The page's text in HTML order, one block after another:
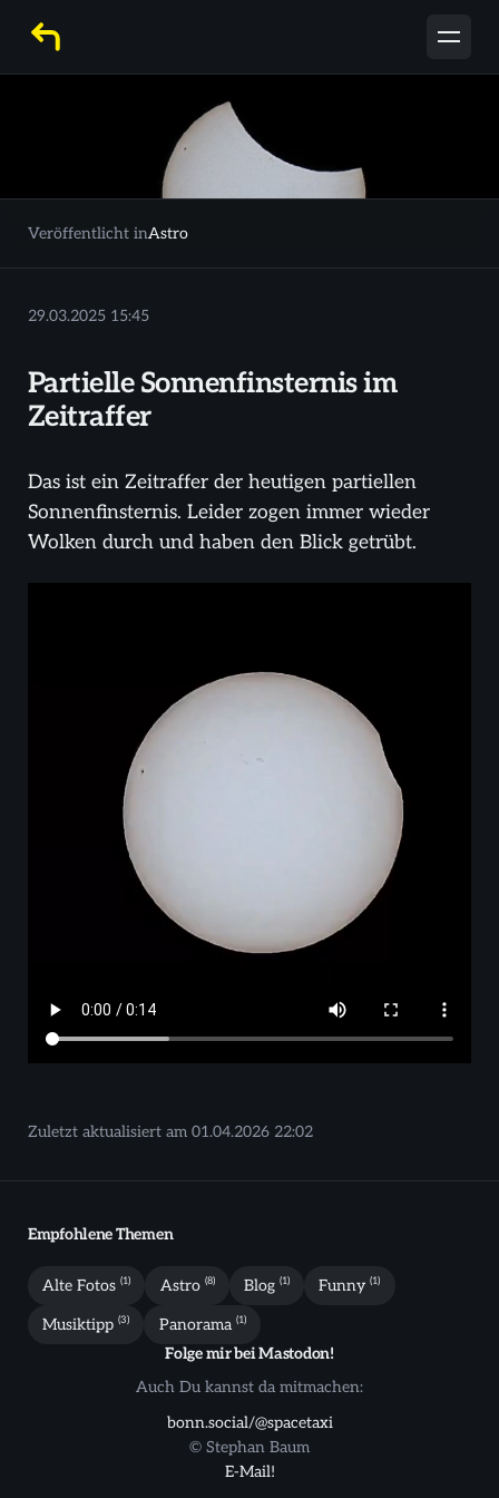
Veröffentlicht inAstro
29.03.2025 15:45
Partielle Sonnenfinsternis im
Zeitraffer
Das ist ein Zeitraffer der heutigen partiellen
Sonnenfinsternis. Leider zogen immer wieder
Wolken durch und haben den Blick getrübt.
Zuletzt aktualisiert am 01.04.2026 22:02
Empfohlene Themen
Alte Fotos(1) Astro (8) Blog(1) Funny(1)
Musiktipp(3) Panorama (1)
Folge mir bei Mastodon!
Auch Du kannst da mitmachen:
bonn.social/@spacetaxi
© Stephan Baum
E-Mail!